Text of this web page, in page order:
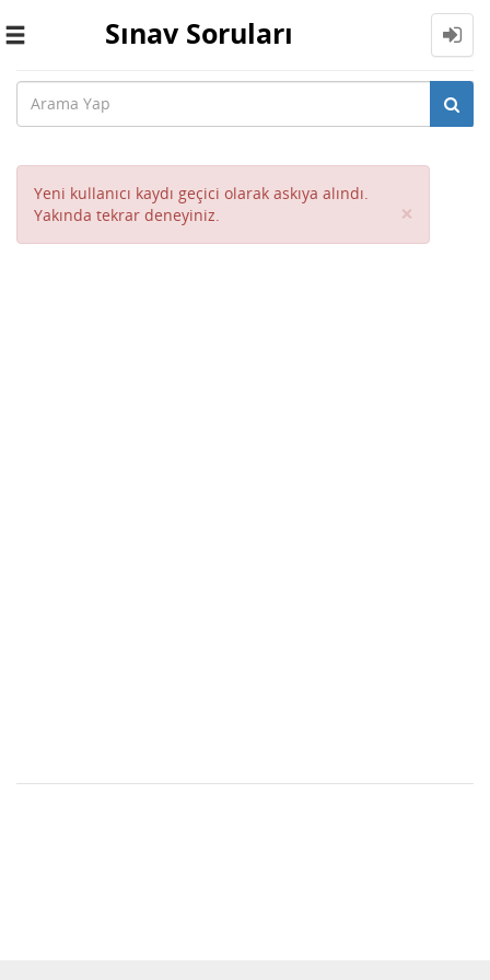
Toggle
Sınav Soruları
Yeni kullanıcı kaydı geçici olarak askıya alındı.
Yakında tekrar deneyiniz.
×